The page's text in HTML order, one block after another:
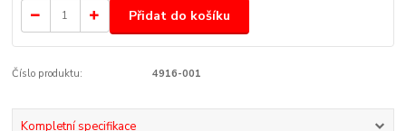
Přidat do košíku
Číslo produktu: 4916-001
Kompletní specifikace